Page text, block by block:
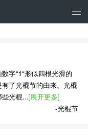
字“1“形似四根光滑的
了光棍节的由来。光棍
光棍...[展开更多]
-光棍节